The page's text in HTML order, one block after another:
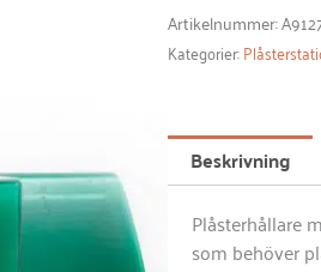
Artikelnummer:
Kategorier:
Beskrivning
Plåsterhållare
som behöver